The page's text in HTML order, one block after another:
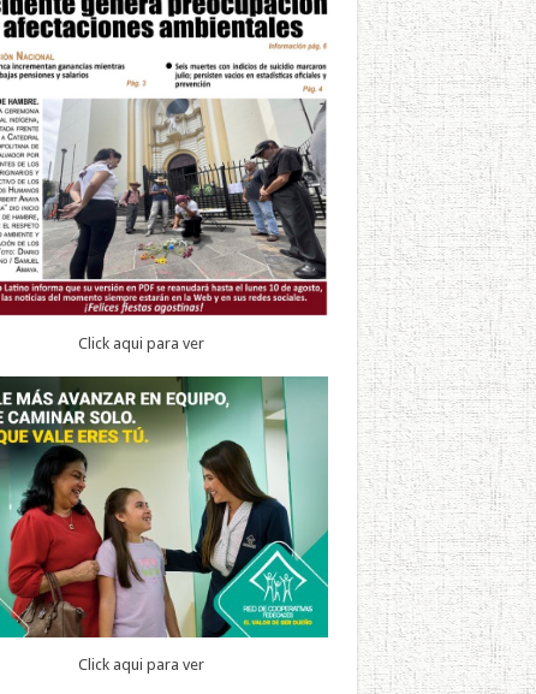
Click aqui para ver
Click aqui para ver